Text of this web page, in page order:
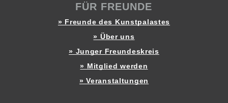
FÜR FREUNDE
» Freunde des Kunstpalastes
» Über uns
» Junger Freundeskreis
» Mitglied werden
» Veranstaltungen